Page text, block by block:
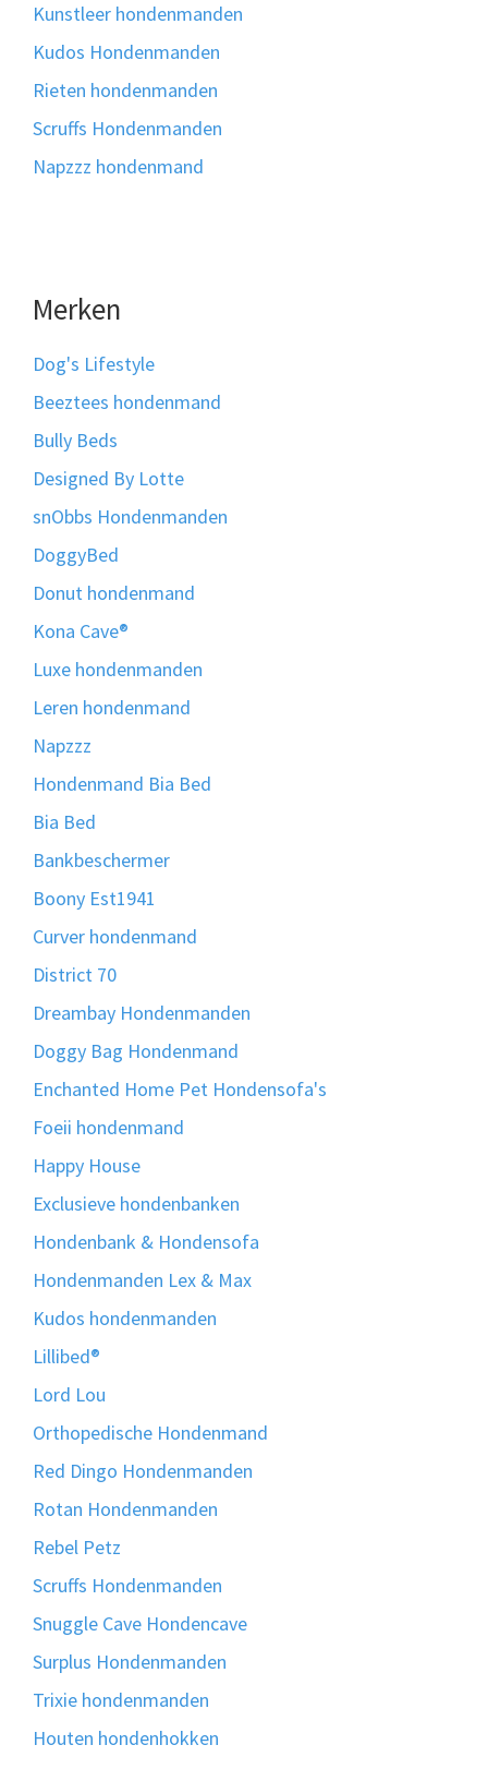
Kunstleer hondenmanden
Kudos Hondenmanden
Rieten hondenmanden
Scruffs Hondenmanden
Napzzz hondenmand
Merken
Dog's Lifestyle
Beeztees hondenmand
Bully Beds
Designed By Lotte
snObbs Hondenmanden
DoggyBed
Donut hondenmand
Kona Cave®
Luxe hondenmanden
Leren hondenmand
Napzzz
Hondenmand Bia Bed
Bia Bed
Bankbeschermer
Boony Est1941
Curver hondenmand
District 70
Dreambay Hondenmanden
Doggy Bag Hondenmand
Enchanted Home Pet Hondensofa's
Foeii hondenmand
Happy House
Exclusieve hondenbanken
Hondenbank & Hondensofa
Hondenmanden Lex & Max
Kudos hondenmanden
Lillibed®
Lord Lou
Orthopedische Hondenmand
Red Dingo Hondenmanden
Rotan Hondenmanden
Rebel Petz
Scruffs Hondenmanden
Snuggle Cave Hondencave
Surplus Hondenmanden
Trixie hondenmanden
Houten hondenhokken